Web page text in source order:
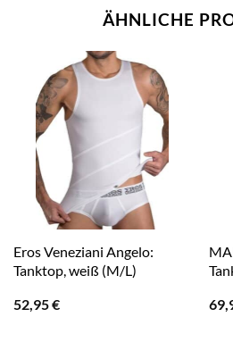
ÄHNLICHE
Eros Veneziani Angelo:
Tanktop, weiß (M/L)
52,95€